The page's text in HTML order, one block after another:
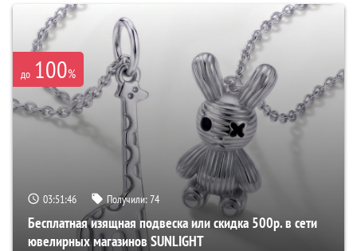
до 100%
03:51:45 Получили:74
Бесплатная изящная подвеска или скидка 500р. в сети
ювелирных магазинов SUNLIGHT